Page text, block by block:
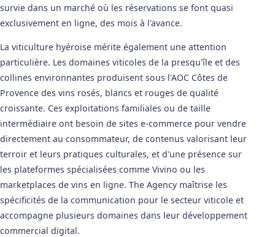
survie dans un marché où les réservations se font quasi
exclusivement en ligne, des mois à l'avance.
La viticulture hyéroise mérite également une attention
particulière. Les domaines viticoles de la presqu'île et des
collines environnantes produisent sous l'AOC Côtes de
Provence des vins rosés, blancs et rouges de qualité
croissante. Ces exploitations familiales ou de taille
intermédiaire ont besoin de sites e-commerce pour vendre
directement au consommateur, de contenus valorisant leur
terroir et leurs pratiques culturales, et d'une présence sur
les plateformes spécialisées comme Vivino ou les
marketplaces de vins en ligne. The Agency maîtrise les
spécificités de la communication pour le secteur viticole et
accompagne plusieurs domaines dans leur développement
commercial digital.